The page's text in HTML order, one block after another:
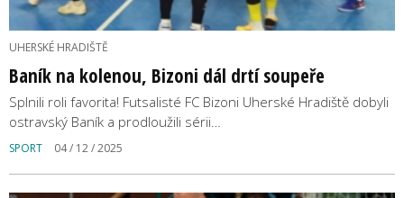
UHERSKÉ HRADIŠTĚ
Baník na kolenou, Bizoni dál drtí soupeře
Splnili roli favorita! Futsalisté FC Bizoni Uherské Hradiště dobyli
ostravský Baník a prodloužili sérii…
SPORT 04 / 12 / 2025